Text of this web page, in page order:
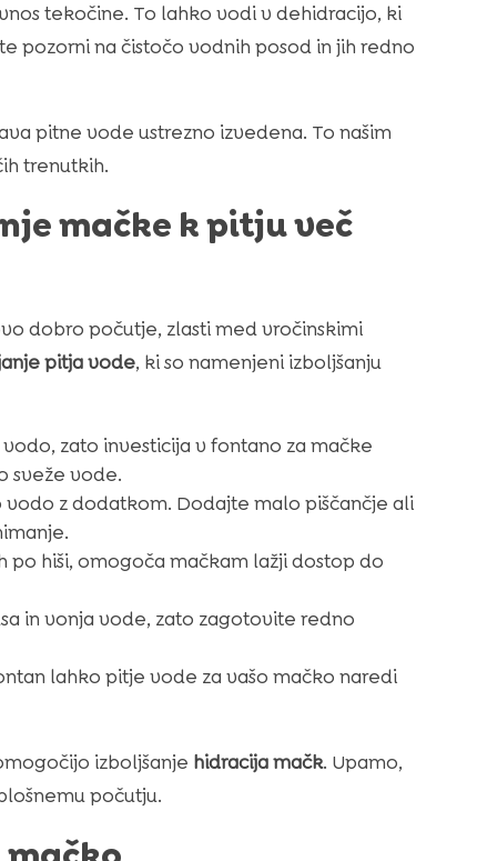
tekočine. To lahko vodi v dehidracijo, ki
pozorni na čistočo vodnih posod in jih redno
pitne vode ustrezno izvedena. To našim
trenutkih.
mačke k pitju več
dobro počutje, zlasti med vročinskimi
pitja vode, ki so namenjeni izboljšanju
zato investicija v fontano za mačke
sveže vode.
z dodatkom. Dodajte malo piščančje ali
po hiši, omogoča mačkam lažji dostop do
in vonja vode, zato zagotovite redno
lahko pitje vode za vašo mačko naredi
izboljšanje hidracija mačk. Upamo,
počutju.